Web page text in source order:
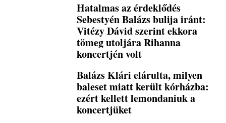
Hatalmas az érdeklődés
Sebestyén Balázs bulija iránt:
Vitézy Dávid szerint ekkora
tömeg utoljára Rihanna
koncertjén volt
Balázs Klári elárulta, milyen
baleset miatt került kórházba:
ezért kellett lemondaniuk a
koncertjüket